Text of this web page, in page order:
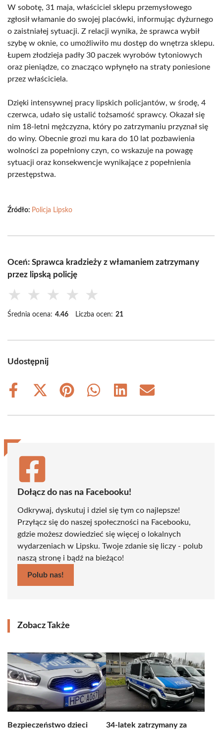
W sobotę, 31 maja, właściciel sklepu przemysłowego
zgłosił włamanie do swojej placówki, informując dyżurnego
o zaistniałej sytuacji. Z relacji wynika, że sprawca wybił
szybę w oknie, co umożliwiło mu dostęp do wnętrza sklepu.
Łupem złodzieja padły 30 paczek wyrobów tytoniowych
oraz pieniądze, co znacząco wpłynęło na straty poniesione
przez właściciela.
Dzięki intensywnej pracy lipskich policjantów, w środę, 4
czerwca, udało się ustalić tożsamość sprawcy. Okazał się
nim 18-letni mężczyzna, który po zatrzymaniu przyznał się
do winy. Obecnie grozi mu kara do 10 lat pozbawienia
wolności za popełniony czyn, co wskazuje na powagę
sytuacji oraz konsekwencje wynikające z popełnienia
przestępstwa.
Źródło: Policja Lipsko
Oceń: Sprawca kradzieży z włamaniem zatrzymany
przez lipską policję
★ ★ ★ ★ ★
Średnia ocena: 4.46 Liczba ocen: 21
Udostępnij
Share
Share
(Twitter)
Share
Share
Share
Share
Dołącz do nas na Facebooku!
Odkrywaj, dyskutuj i dziel się tym co najlepsze!
Przyłącz się do naszej społeczności na Facebooku,
gdzie możesz dowiedzieć się więcej o lokalnych
wydarzeniach w Lipsku. Twoje zdanie się liczy - polub
naszą stronę i bądź na bieżąco!
Polub nas!
Zobacz Także
Bezpieczeństwo dzieci 34-latek zatrzymany za